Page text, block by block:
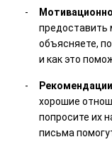
предоставить
объясняете,
и как это
хорошие
попросите их
письма